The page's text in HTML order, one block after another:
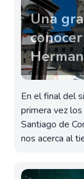
Una
En el final del
primera vez
Santiago de
nos acerca al